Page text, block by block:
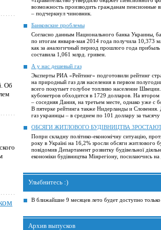
Об
возможность производить гражданам пенсионные
– подчеркнул чиновник.
Банковские проблемы
Согласно данным Национального банка Украины,
по итогам января-мая 2014 года получила 10,373
как за аналогичный период прошлого года прибыль
составила 1,061 млрд. гривен.
А у нас дешевый газ
Эксперты РИА «Рейтинг» подготовили рейтинг
на природный газ для населения в первом
всего покупает голубое топливо население
кубометров обходится в 1729 долларов. На втором
– соседняя Дания, на третьем месте, однако уже с
В пятерке рейтинга также Нидерланды и Словения.
газ украинцы – в среднем по 101 доллару за тысячу
ОБСЯГИ ЖИТЛОВОГО БУДІВНИЦТВА
Попри складну політико-економічну ситуацію,
року в Україні на 16,2% зросли обсяги житлового
повідомив Департамент розвитку будівельної
економіки будівництва Мінрегіону, посилаючись на
Улыбнитесь :)
В ближайшие 9 месяцев лето будет доступно только
Архив выпусков